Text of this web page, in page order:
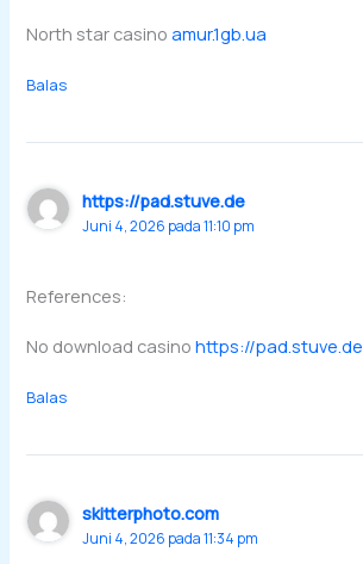
North star casinoamur.1gb.ua
Balas
https://pad.stuve.de
Juni 4, 2026 pada 11:10 pm
References:
No download casinohttps://pad.stuve.de
Balas
skitterphoto.com
Juni 4, 2026 pada 11:34 pm